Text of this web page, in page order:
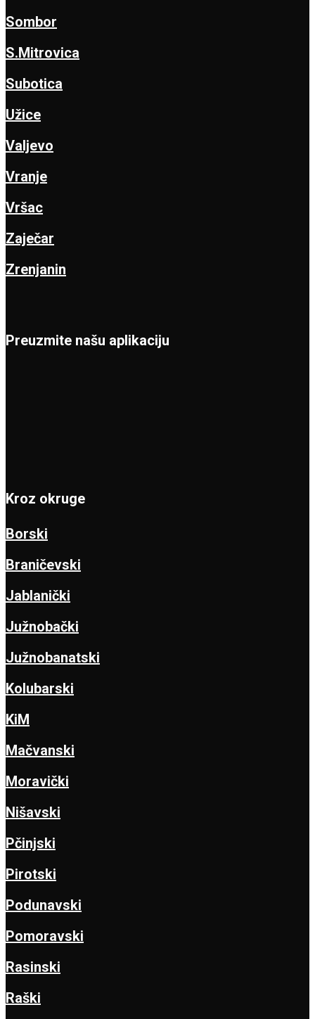
Sombor
S.Mitrovica
Subotica
Užice
Valjevo
Vranje
Vršac
Zaječar
Zrenjanin
Preuzmite našu aplikaciju
Kroz okruge
Borski
Braničevski
Jablanički
Južnobački
Južnobanatski
Kolubarski
KiM
Mačvanski
Moravički
Nišavski
Pčinjski
Pirotski
Podunavski
Pomoravski
Rasinski
Raški